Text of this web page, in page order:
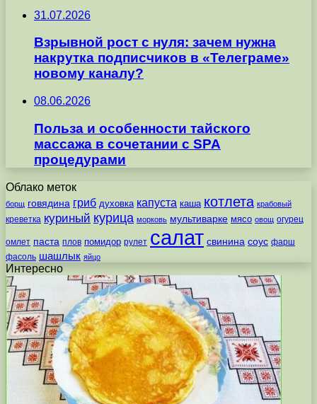
31.07.2026
Взрывной рост с нуля: зачем нужна
накрутка подписчиков в «Телеграме»
новому каналу?
08.06.2026
Польза и особенности тайского
массажа в сочетании с SPA
процедурами
Облако меток
борщ говядина гриб духовка капуста каша котлета крабовый
креветка куриный курица морковь мультиварке мясо овощ огурец
омлет паста плов помидор рулет салат свинина соус фарш
фасоль шашлык яйцо
Интересно